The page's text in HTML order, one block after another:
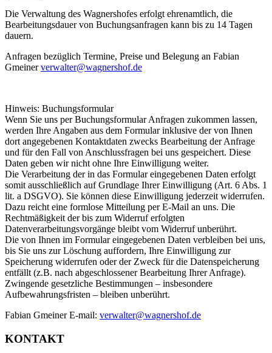
Die Verwaltung des Wagnershofes erfolgt ehrenamtlich, die
Bearbeitungsdauer von Buchungsanfragen kann bis zu 14 Tagen
dauern.
Anfragen bezüglich Termine, Preise und Belegung an Fabian
Gmeinerverwalter@wagnershof.de
Hinweis: Buchungsformular
Wenn Sie uns per Buchungsformular Anfragen zukommen lassen,
werden Ihre Angaben aus dem Formular inklusive der von Ihnen
dort angegebenen Kontaktdaten zwecks Bearbeitung der Anfrage
und für den Fall von Anschlussfragen bei uns gespeichert. Diese
Daten geben wir nicht ohne Ihre Einwilligung weiter.
Die Verarbeitung der in das Formular eingegebenen Daten erfolgt
somit ausschließlich auf Grundlage Ihrer Einwilligung (Art. 6 Abs. 1
lit. a DSGVO). Sie können diese Einwilligung jederzeit widerrufen.
Dazu reicht eine formlose Mitteilung per E-Mail an uns. Die
Rechtmäßigkeit der bis zum Widerruf erfolgten
Datenverarbeitungsvorgänge bleibt vom Widerruf unberührt.
Die von Ihnen im Formular eingegebenen Daten verbleiben bei uns,
bis Sie uns zur Löschung auffordern, Ihre Einwilligung zur
Speicherung widerrufen oder der Zweck für die Datenspeicherung
entfällt (z.B. nach abgeschlossener Bearbeitung Ihrer Anfrage).
Zwingende gesetzliche Bestimmungen – insbesondere
Aufbewahrungsfristen – bleiben unberührt.
Fabian Gmeiner E-mail: verwalter@wagnershof.de
KONTAKT